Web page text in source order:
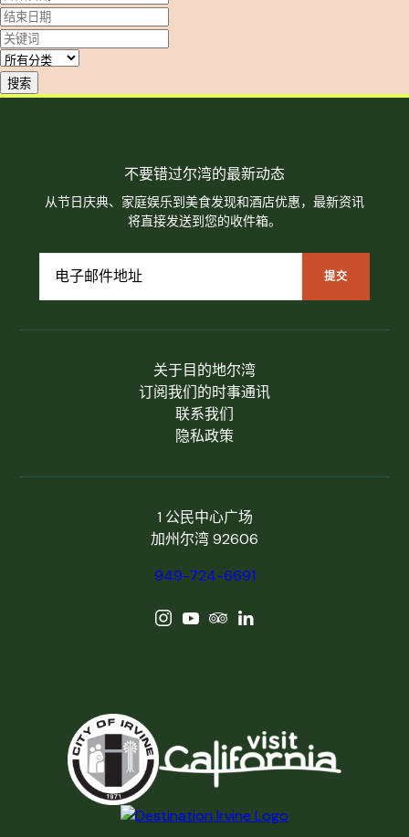
搜索
关于目的地尔湾
订阅我们的时事通讯
联系我们
隐私政策
1 公民中心广场
加州尔湾 92606
949-724-6691
不要错过尔湾的最新动态
从节日庆典、家庭娱乐到美食发现和酒店优惠，最新资讯
将直接发送到您的收件箱。